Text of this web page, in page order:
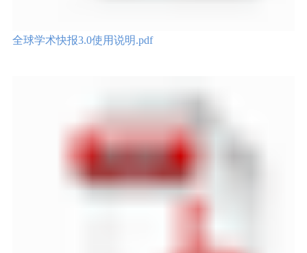
全球学术快报3.0使用说明.pdf